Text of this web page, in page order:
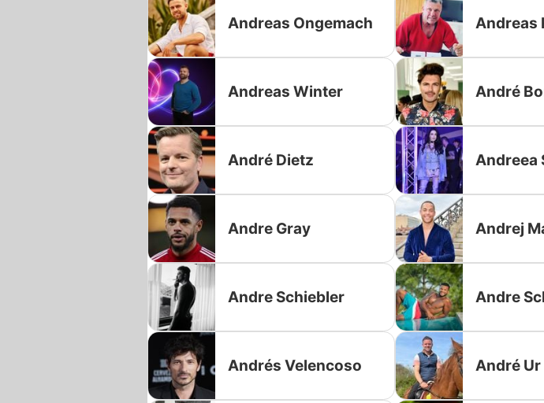
Utiq
Andreas Ongemach Andreas
Andreas Winter André
André Dietz Andreea
Andre Gray Andrej
Andre Schiebler Andre
Andrés Velencoso André Ur